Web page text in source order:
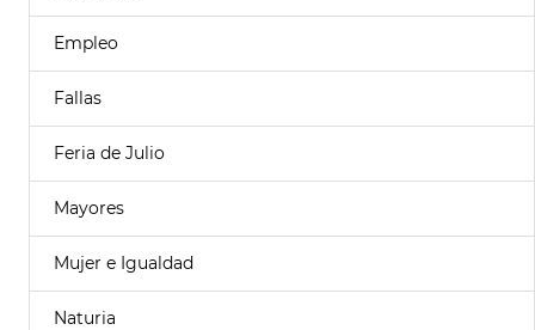
Empleo
Fallas
Feria de Julio
Mayores
Mujer e Igualdad
Naturia